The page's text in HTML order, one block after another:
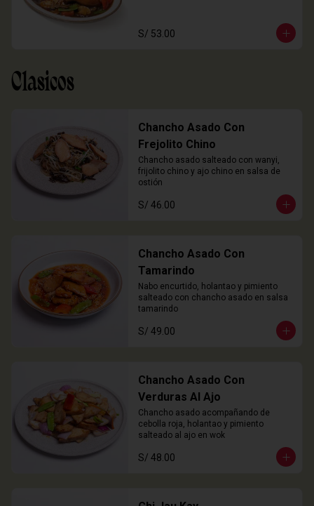
S/ 53.00
Clasicos
Chancho Asado Con
Frejolito Chino
Chancho asado salteado con wanyi,
frijolito chino y ajo chino en salsa de
ostión
S/ 46.00
Chancho Asado Con
Tamarindo
Nabo encurtido, holantao y pimiento
salteado con chancho asado en salsa
tamarindo
S/ 49.00
Chancho Asado Con
Verduras Al Ajo
Chancho asado acompañando de
cebolla roja, holantao y pimiento
salteado al ajo en wok
S/ 48.00